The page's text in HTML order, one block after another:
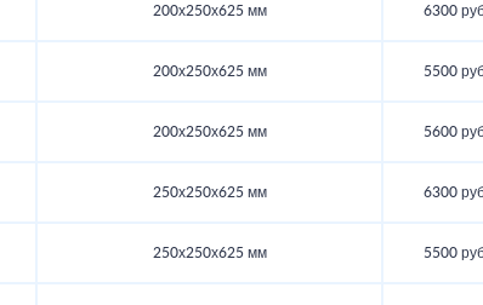
200х250х625 мм 6300
200х250х625 мм 5500
200х250х625 мм 5600
250х250х625 мм 6300
250х250х625 мм 5500